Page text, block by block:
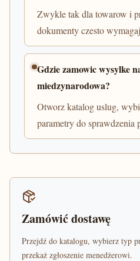
Zwykle tak dla towarow i
dokumenty czesto
Gdzie zamowic wysylke
miedzynarodowa?
Otworz katalog uslug,
parametry do sprawdzenia
Zamówić dostawę
Przejdź do katalogu, wybierz typ
przekaż zgłoszenie menedżerowi.